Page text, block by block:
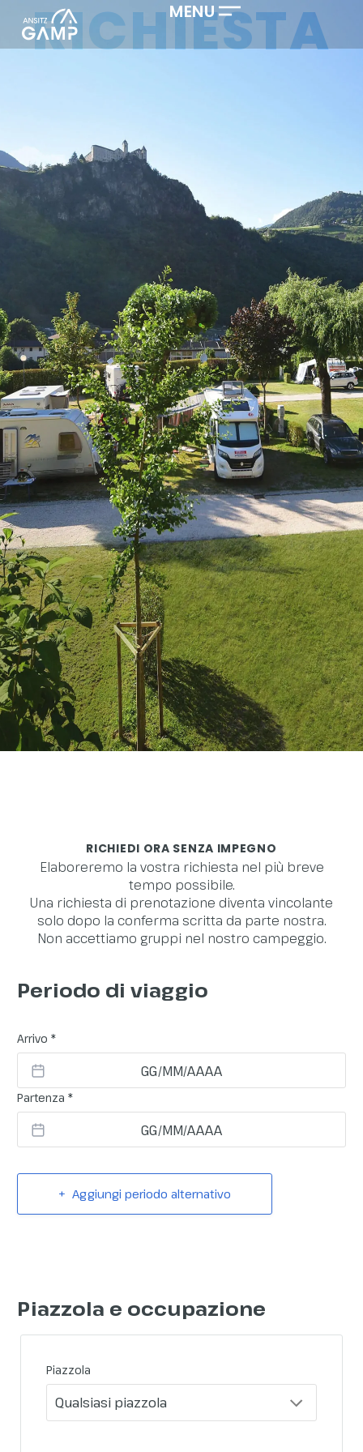
MENU
RICHIESTA
RICHIEDI ORA SENZA IMPEGNO
Elaboreremo la vostra richiesta nel più breve
tempo possibile.
Una richiesta di prenotazione diventa vincolante
solo dopo la conferma scritta da parte nostra.
Non accettiamo gruppi nel nostro campeggio.